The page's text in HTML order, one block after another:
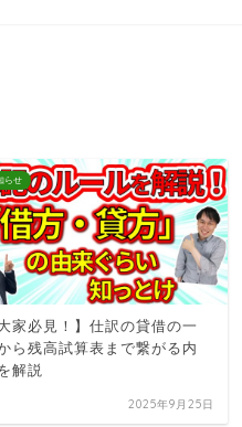
らせ
大家必見！】仕訳の貸借の一
ら残高試算表まで繋がる内
解説
2025年9月25日